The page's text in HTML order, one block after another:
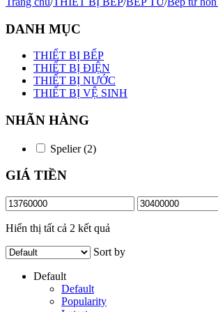
DANH MỤC
THIẾT BỊ BẾP
THIẾT BỊ ĐIỆN
THIẾT BỊ NƯỚC
THIẾT BỊ VỆ SINH
NHÃN HÀNG
Spelier(2)
GIÁ TIỀN
Giá
tối
thiểu
Giá
tối
Hiển thị tất cả 2 kết quả
Sort by
Default
Default
Popularity